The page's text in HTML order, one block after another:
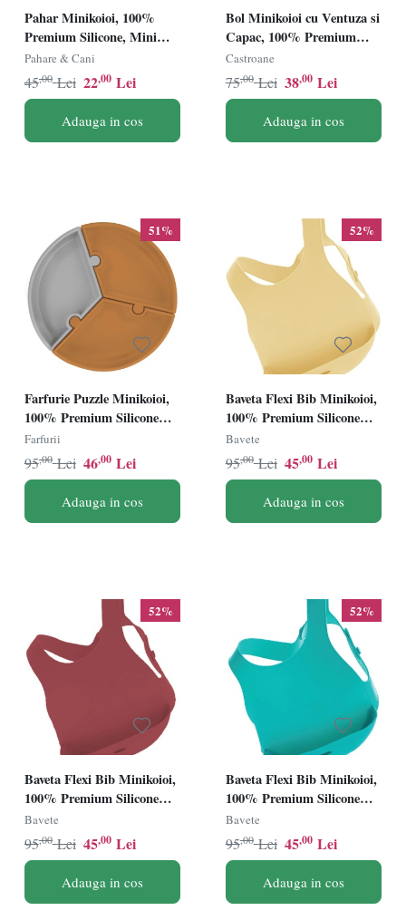
Pahar Minikoioi, 100%
Premium Silicone, Mini
Cup â€“ Pinky Pink
Pahare & Cani
22,00 Lei
45,00 Lei
Adauga in cos
Bol Minikoioi cu Ventuza si
Capac, 100% Premium
Silicone â€“ River Green
Castroane
38,00 Lei
75,00 Lei
Adauga in cos
51%
Farfurie Puzzle Minikoioi,
100% Premium Silicone
â€“ Woody Brown/Powder
Grey
Farfurii
46,00 Lei
95,00 Lei
Adauga in cos
52%
Baveta Flexi Bib Minikoioi,
100% Premium Silicone
â€“ Mellow Yellow
Bavete
45,00 Lei
95,00 Lei
Adauga in cos
52%
Baveta Flexi Bib Minikoioi,
100% Premium Silicone
â€“ Velvet Rose
Bavete
45,00 Lei
95,00 Lei
Adauga in cos
52%
Baveta Flexi Bib Minikoioi,
100% Premium Silicone
â€“ Aqua Green
Bavete
45,00 Lei
95,00 Lei
Adauga in cos